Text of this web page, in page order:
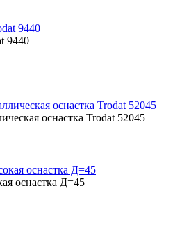
9440
оснастка Trodat 52045
оснастка Д=45